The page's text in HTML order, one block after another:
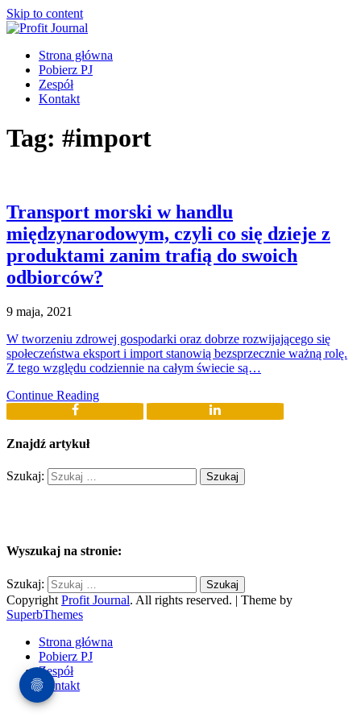
Skip to content
Strona główna
Pobierz PJ
Zespół
Kontakt
Tag: #import
Transport morski w handlu
międzynarodowym, czyli co się dzieje z
produktami zanim trafią do swoich
odbiorców?
9 maja, 2021
W tworzeniu zdrowej gospodarki oraz dobrze rozwijającego się
społeczeństwa eksport i import stanowią bezsprzecznie ważną rolę.
Z tego względu codziennie na całym świecie są…
Continue Reading
Znajdź artykuł
Szukaj:
Wyszukaj na stronie:
Szukaj:
Copyright Profit Journal. All rights reserved. | Theme by
SuperbThemes
Strona główna
Pobierz PJ
Zespół
Kontakt